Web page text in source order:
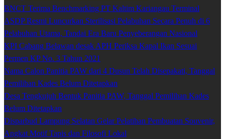
BNCT Terima Benchmarking PT Kaltim Kariangau Terminal
ASDP Resmi Luncurkan Sterilisasi Pelabuhan Secara Penuh di 6
Pelabuhan Utama, Tandai Era Baru Penyeberangan Nasional
KPI Cabang Belawan desak APH Periksa Kapal Ikan Sesuai
Permen KP No. 3 Tahun 2021
Nama Calon Panitia PAW dari 4 Dusun Telah Disepakati, Tanggal
Pemilihan Kades Belum Ditetapkan
Desa Tengkujuh Bentuk Panitia PAW, Tanggal Pemilihan Kades
Belum Ditetapkan
Disparbud Lampung Selatan Gelar Pelatihan Pembuatan Souvenir,
Angkat Motif Tapis dan Filosofi Lokal